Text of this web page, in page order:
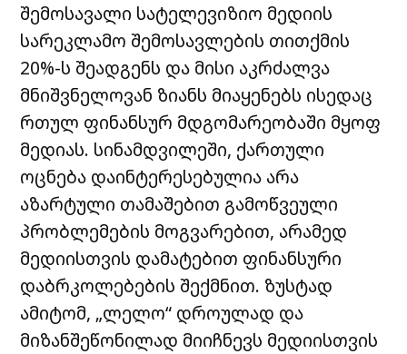
შემოსავალი სატელევიზიო მედიის
სარეკლამო შემოსავლების თითქმის
20%-ს შეადგენს და მისი აკრძალვა
მნიშვნელოვან ზიანს მიაყენებს ისედაც
რთულ ფინანსურ მდგომარეობაში მყოფ
მედიას. სინამდვილეში, ქართული
ოცნება დაინტერესებულია არა
აზარტული თამაშებით გამოწვეული
პრობლემების მოგვარებით, არამედ
მედიისთვის დამატებით ფინანსური
დაბრკოლებების შექმნით. ზუსტად
ამიტომ, „ლელო“ დროულად და
მიზანშეწონილად მიიჩნევს მედიისთვის